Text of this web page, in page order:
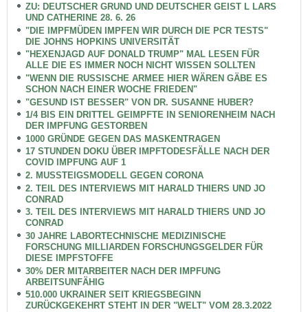
ZU: DEUTSCHER GRUND UND DEUTSCHER GEIST L LARS
UND CATHERINE 28. 6. 26
"DIE IMPFMÜDEN IMPFEN WIR DURCH DIE PCR TESTS"
DIE JOHNS HOPKINS UNIVERSITÄT
"HEXENJAGD AUF DONALD TRUMP" MAL LESEN FÜR
ALLE DIE ES IMMER NOCH NICHT WISSEN SOLLTEN
"WENN DIE RUSSISCHE ARMEE HIER WÄREN GÄBE ES
SCHON NACH EINER WOCHE FRIEDEN"
"GESUND IST BESSER" VON DR. SUSANNE HUBER?
1/4 BIS EIN DRITTEL GEIMPFTE IN SENIORENHEIM NACH
DER IMPFUNG GESTORBEN
1000 GRÜNDE GEGEN DAS MASKENTRAGEN
17 STUNDEN DOKU ÜBER IMPFTODESFÄLLE NACH DER
COVID IMPFUNG AUF 1
2. MUSSTEIGSMODELL GEGEN CORONA
2. TEIL DES INTERVIEWS MIT HARALD THIERS UND JO
CONRAD
3. TEIL DES INTERVIEWS MIT HARALD THIERS UND JO
CONRAD
30 JAHRE LABORTECHNISCHE MEDIZINISCHE
FORSCHUNG MILLIARDEN FORSCHUNGSGELDER FÜR
DIESE IMPFSTOFFE
30% DER MITARBEITER NACH DER IMPFUNG
ARBEITSUNFÄHIG
510.000 UKRAINER SEIT KRIEGSBEGINN
ZURÜCKGEKEHRT STEHT IN DER "WELT" VOM 28.3.2022